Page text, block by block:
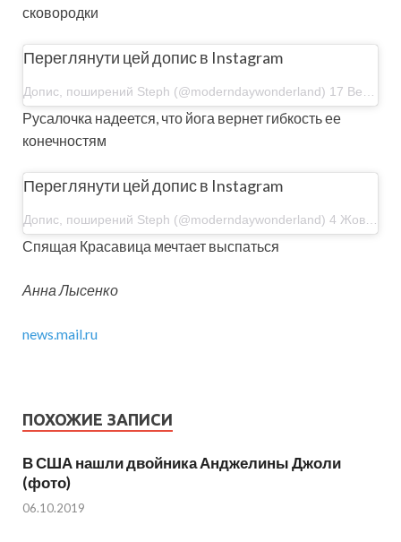
сковородки
Переглянути цей допис в Instagram
Русалочка надеется, что йога вернет гибкость ее
конечностям
Переглянути цей допис в Instagram
Спящая Красавица мечтает выспаться
Анна Лысенко
news.mail.ru
ПОХОЖИЕ ЗАПИСИ
В США нашли двойника Анджелины Джоли
(фото)
06.10.2019